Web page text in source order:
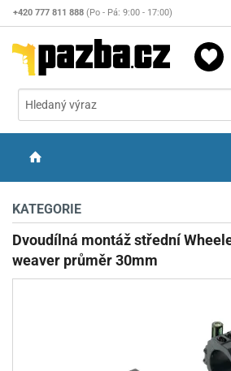
+420 777 811 888 (Po - Pá: 9:00 - 17:00)
OPTIKA
STŘELIVO
KATEGORIE
Dvoudílná montáž střední
weaver průměr 30mm